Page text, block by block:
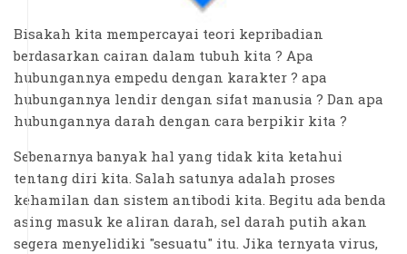
Bisakah kita mempercayai teori kepribadian
berdasarkan cairan dalam tubuh kita ? Apa
hubungannya empedu dengan karakter ? apa
hubungannya lendir dengan sifat manusia ? Dan apa
hubungannya darah dengan cara berpikir kita ?
Sebenarnya banyak hal yang tidak kita ketahui
tentang diri kita. Salah satunya adalah proses
kehamilan dan sistem antibodi kita. Begitu ada benda
asing masuk ke aliran darah, sel darah putih akan
segera menyelidiki "sesuatu" itu. Jika ternyata virus,